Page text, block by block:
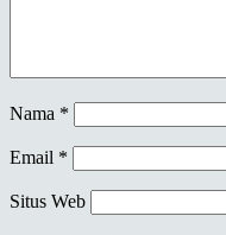
Nama *
Email *
Situs Web